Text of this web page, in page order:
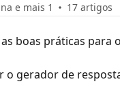
e mais 1 17 artigos
boas práticas para
o gerador de